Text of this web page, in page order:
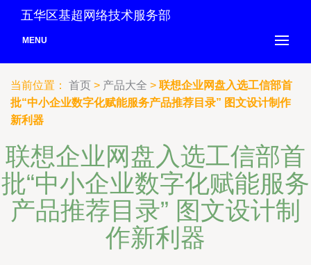
五华区基超网络技术服务部
MENU
当前位置： 首页 > 产品大全 > 联想企业网盘入选工信部首
批“中小企业数字化赋能服务产品推荐目录” 图文设计制作
新利器
联想企业网盘入选工信部首
批“中小企业数字化赋能服务
产品推荐目录” 图文设计制
作新利器